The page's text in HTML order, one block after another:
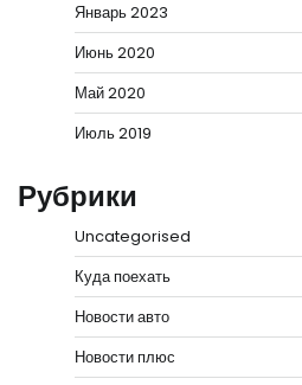
Январь 2023
Июнь 2020
Май 2020
Июль 2019
Рубрики
Uncategorised
Куда поехать
Новости авто
Новости плюс